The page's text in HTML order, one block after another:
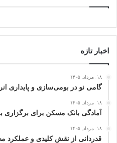
اخبار تازه
۱۸, مرداد, ۱۴۰۵
گامی نو در بومی‌سازی و پایداری
۱۸, مرداد, ۱۴۰۵
آمادگی بانک مسکن برای برگزاری
۱۸, مرداد, ۱۴۰۵
قدردانی از نقش کلیدی و عملکرد